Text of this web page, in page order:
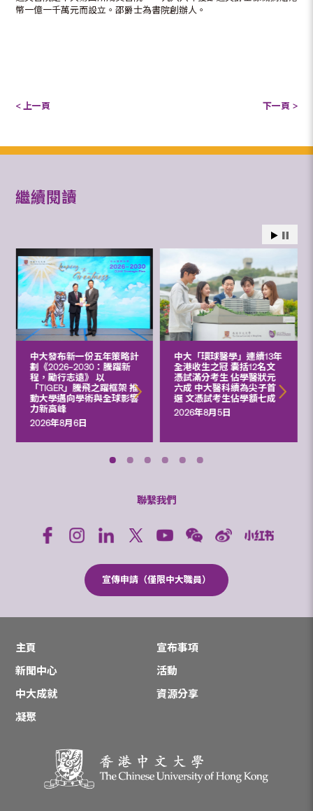
幣一億一千萬元而設立。邵爵士為書院創辦人。
< 上一頁 下一頁 >
繼續閱讀
中大發布新一份五年策略計
劃《2026‒2030：騰躍新
程，勵行志遠》 以
「TIGER」騰飛之躍框架 推
動大學邁向學術與全球影響
力新高峰
2026年8月6日
中大「環球醫學」連續13年
全港收生之冠 囊括12名文
憑試滿分考生 佔學醫狀元
六成 中大醫科續為尖子首
選 文憑試考生佔學額七成
2026年8月5日
聯繫我們
宣傳申請（僅限中大職員）
主頁
宣布事項
新聞中心
活動
中大成就
資源分享
凝聚